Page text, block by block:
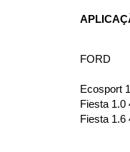
FORD
Ecosport
Fiesta 1.0
Fiesta 1.6